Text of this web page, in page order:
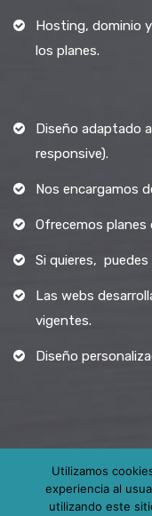
Hosting, dominio
los planes.
Diseño adaptado
responsive).
Nos encargamos
Ofrecemos planes
Si quieres,
Las webs
vigentes.
Diseño
Todos los derechos
Utilizamos
experiencia al
utilizando este